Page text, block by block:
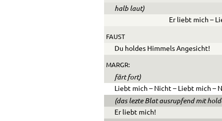
halb laut)
Er liebt mich –
FAUST
Du holdes Himmels Angesicht!
MARGR:
färt fort)
Liebt mich – Nicht – Liebt mich –
(das lezte Blat ausrupfend mit
Er liebt mich!